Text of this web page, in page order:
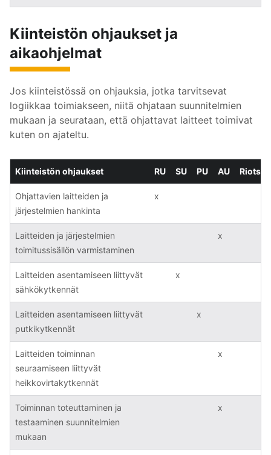
Kiinteistön ohjaukset ja
aikaohjelmat
Jos kiinteistössä on ohjauksia, jotka tarvitsevat
logiikkaa toimiakseen, niitä ohjataan suunnitelmien
mukaan ja seurataan, että ohjattavat laitteet toimivat
kuten on ajateltu.
Kiinteistön ohjaukset RU SU PU AU Riots
Ohjattavien laitteiden ja
järjestelmien hankinta
x
Laitteiden ja järjestelmien
toimitussisällön varmistaminen
x
Laitteiden asentamiseen liittyvät
sähkökytkennät
x
Laitteiden asentamiseen liittyvät
putkikytkennät
x
Laitteiden toiminnan
seuraamiseen liittyvät
heikkovirtakytkennät
x
Toiminnan toteuttaminen ja
testaaminen suunnitelmien
mukaan
x